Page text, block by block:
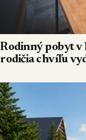
Rodinný pobyt v
rodičia chvíľu